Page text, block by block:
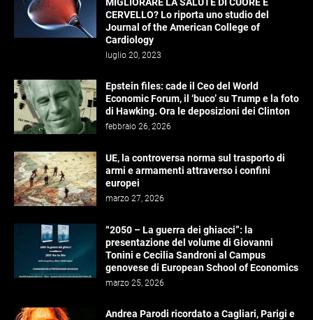
CERVELLO? Lo riporta uno studio del
Journal of the American College of
Cardiology
luglio 20, 2023
Epstein files: cade il Ceo del World
Economic Forum, il ‘buco’ su Trump e la foto
di Hawking. Ora le deposizioni dei Clinton
febbraio 26, 2026
UE, la controversa norma sul trasporto di
armi e armamenti attraverso i confini
europei
marzo 27, 2026
“2050 – La guerra dei ghiacci”: la
presentazione del volume di Giovanni
Tonini e Cecilia Sandroni al Campus
genovese di European School of Economics
marzo 25, 2026
Andrea Parodi ricordato a Cagliari, Parigi e